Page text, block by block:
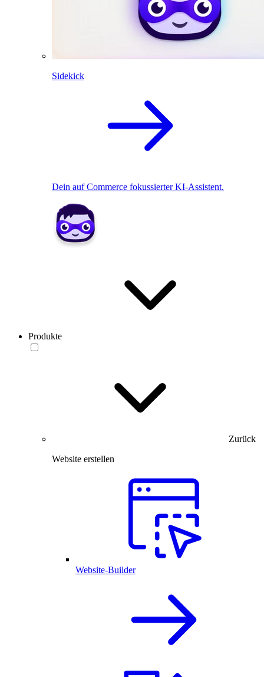
Sidekick
Dein auf Commerce fokussierter KI-Assistent.
Produkte
Zurück
Website erstellen
Website-Builder